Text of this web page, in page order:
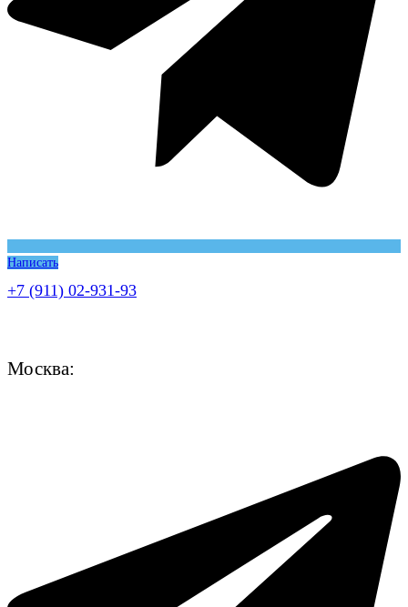
Написать
+7 (911) 02-931-93
Москва: